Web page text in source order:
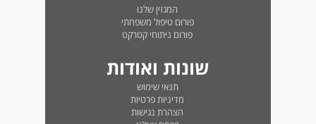
המגזין שלנו
פורום טיפול משפחתי
פורום ניתוחי קטרקט
שונות ואודות
תנאי שימוש
מדיניות פרטיות
הצהרת נגישות